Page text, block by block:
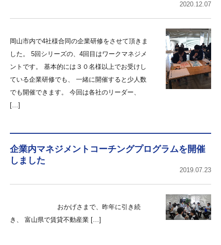
2020.12.07
岡山市内で4社様合同の企業研修をさせて頂きま
した。 5回シリーズの、4回目はワークマネジメ
ントです。 基本的には３０名様以上でお受けし
ている企業研修でも、 一緒に開催すると少人数
でも開催できます。 今回は各社のリーダー、
[…]
企業内マネジメントコーチングプログラムを開催
しました
2019.07.23
おかげさまで、昨年に引き続
き、 富山県で賃貸不動産業 […]